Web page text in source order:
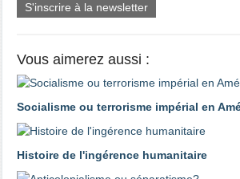
S'inscrire à la newsletter
Vous aimerez aussi :
Socialisme ou terrorisme impérial en
Histoire de l'ingérence humanitaire